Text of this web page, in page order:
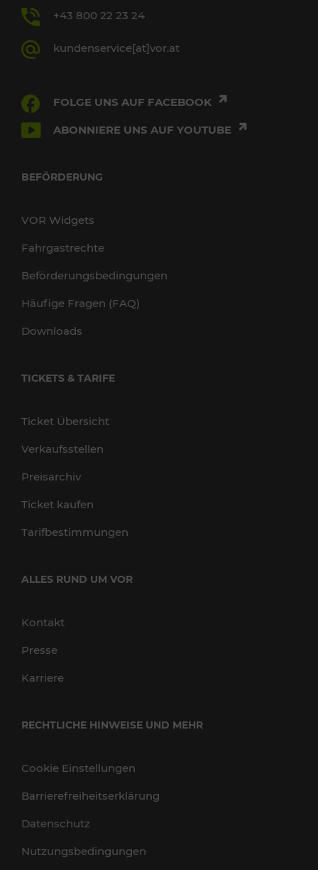
+43 800 22 23 24
kundenservice[at]vor.at
FOLGE UNS AUF FACEBOOK
ABONNIERE UNS AUF YOUTUBE
BEFÖRDERUNG
VOR Widgets
Fahrgastrechte
Beförderungsbedingungen
Häufige Fragen (FAQ)
Downloads
TICKETS & TARIFE
Ticket Übersicht
Verkaufsstellen
Preisarchiv
Ticket kaufen
Tarifbestimmungen
ALLES RUND UM VOR
Kontakt
Presse
Karriere
RECHTLICHE HINWEISE UND MEHR
Cookie Einstellungen
Barrierefreiheitserklärung
Datenschutz
Nutzungsbedingungen